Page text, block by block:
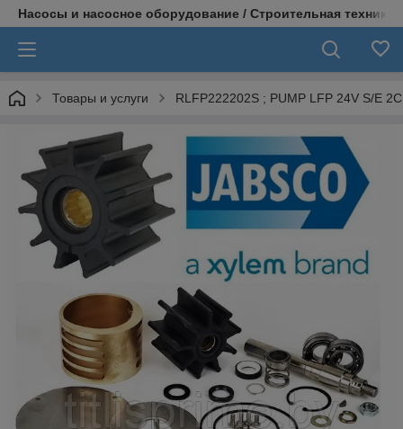
Насосы и насосное оборудование / Строительная техника
Товары и услуги RLFP222202S ; PUMP LFP 24V S/E